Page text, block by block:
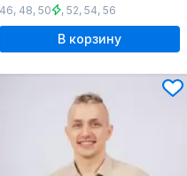
46, 48, 50 , 52, 54, 56
В корзину